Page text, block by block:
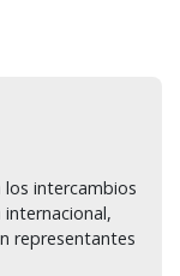
los intercambios
representantes